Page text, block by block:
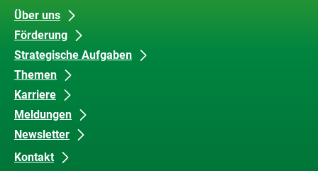
Unsere
Inhalte
Über uns
Förderung
Strategische Aufgaben
Themen
Karriere
Meldungen
Newsletter
Datenschutz
und
Barrierefreiheit
Kontakt